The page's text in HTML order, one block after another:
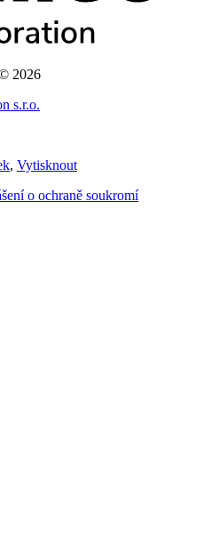
2026
s.r.o.
, Vytisknout
o ochraně soukromí